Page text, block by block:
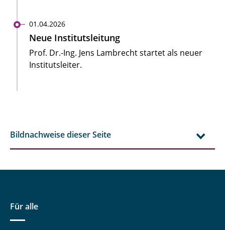
01.04.2026
Neue Institutsleitung
Prof. Dr.-Ing. Jens Lambrecht startet als neuer
Institutsleiter.
Bildnachweise dieser Seite
Für alle